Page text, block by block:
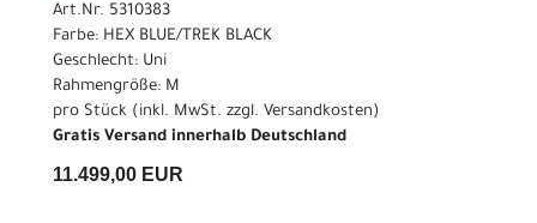
Art.Nr. 5310383
Farbe: HEX BLUE/TREK BLACK
Geschlecht: Uni
Rahmengröße: M
pro Stück (inkl. MwSt. zzgl. Versandkosten)
Gratis Versand innerhalb Deutschland
11.499,00 EUR